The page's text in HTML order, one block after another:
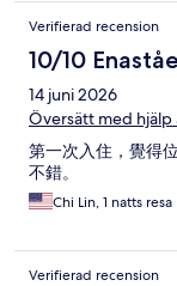
Verifierad recension
10/10
14 juni 2026
Översätt med hjälp
第一次入住，覺得
不錯。
Chi Lin, 1 natts resa
Verifierad recension